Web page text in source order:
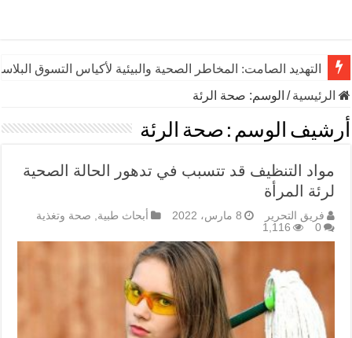
التهديد الصامت: المخاطر الصحية والبيئية لأكياس التسوق
الرئيسية/ الوسم: صحة الرئة
أرشيف الوسم : صحة الرئة
مواد التنظيف قد تتسبب في تدهور الحالة الصحية
لرئة المرأة
فريق التحرير 8 مارس، 2022 أبحاث طبية, صحة وتغذية
0
1,116